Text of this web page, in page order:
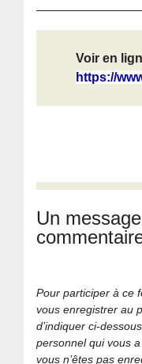
Voir en
https://
Un
Pour participer à ce
vous enregistrer au
d’indiquer ci-
personnel qui vous
vous n’êtes pas